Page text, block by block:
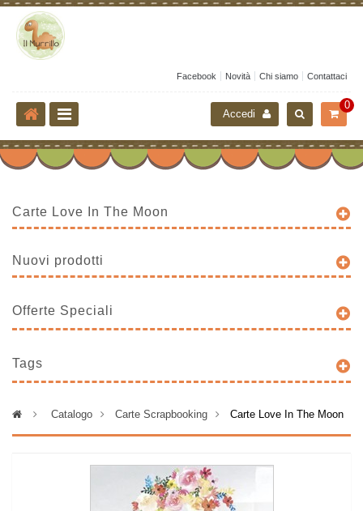
Facebook Novità Chi siamo Contattaci
0
Accedi
Carte Love In The Moon
Nuovi prodotti
Offerte Speciali
Tags
> Catalogo > Carte Scrapbooking > Carte Love In The Moon